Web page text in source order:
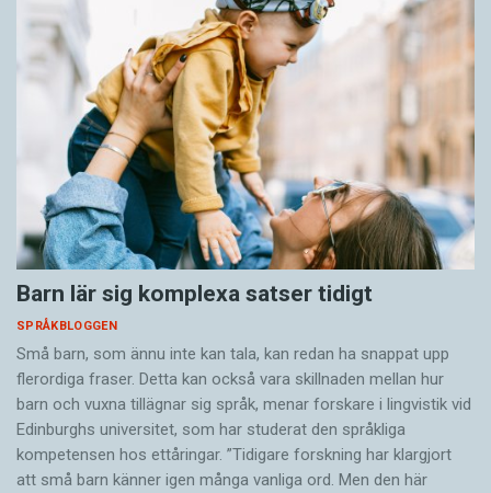
Barn lär sig komplexa satser tidigt
SPRÅKBLOGGEN
Små barn, som ännu inte kan tala, kan redan ha snappat upp
flerordiga fraser. Detta kan också vara skillnaden mellan hur
barn och vuxna tillägnar sig språk, menar forskare i lingvistik vid
Edinburghs universitet, som har studerat den språkliga
kompetensen hos ettåringar. ”Tidigare forskning har klargjort
att små barn känner igen många vanliga ord. Men den här